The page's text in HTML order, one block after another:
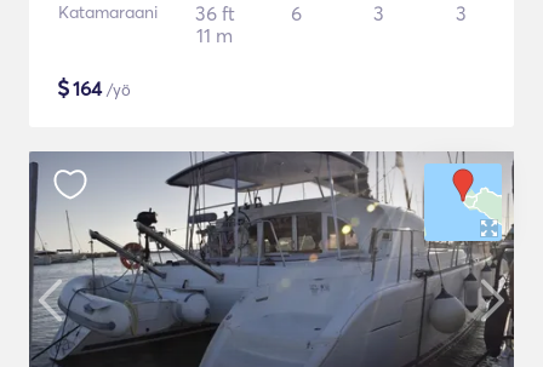
Katamaraani
36 ft
11 m
6 3 3
$164/yö